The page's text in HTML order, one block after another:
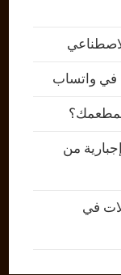
في واتساب
لمطعمك؟
من
365 للعائلات في